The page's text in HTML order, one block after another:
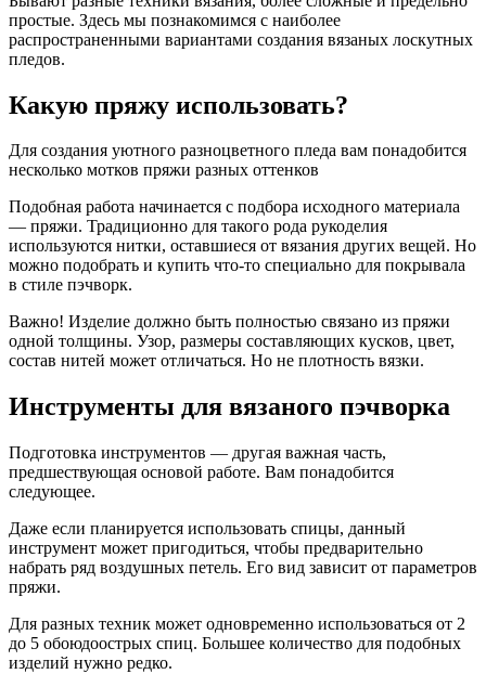
простые. Здесь мы познакомимся с наиболее
распространенными вариантами создания вязаных лоскутных
пледов.
Какую пряжу использовать?
Для создания уютного разноцветного пледа вам понадобится
несколько мотков пряжи разных оттенков
Подобная работа начинается с подбора исходного материала
— пряжи. Традиционно для такого рода рукоделия
используются нитки, оставшиеся от вязания других вещей. Но
можно подобрать и купить что-то специально для покрывала
в стиле пэчворк.
Важно! Изделие должно быть полностью связано из пряжи
одной толщины. Узор, размеры составляющих кусков, цвет,
состав нитей может отличаться. Но не плотность вязки.
Инструменты для вязаного пэчворка
Подготовка инструментов — другая важная часть,
предшествующая основой работе. Вам понадобится
следующее.
Даже если планируется использовать спицы, данный
инструмент может пригодиться, чтобы предварительно
набрать ряд воздушных петель. Его вид зависит от параметров
пряжи.
Для разных техник может одновременно использоваться от 2
до 5 обоюдоострых спиц. Большее количество для подобных
изделий нужно редко.